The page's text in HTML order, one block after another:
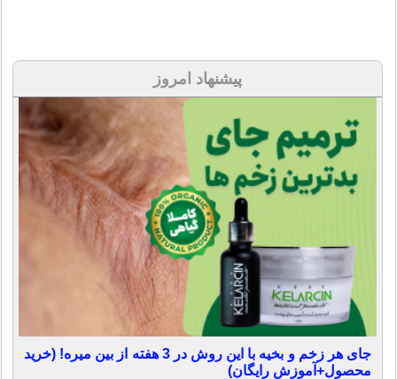
پیشنهاد امروز
جای هر زخم و بخیه با این روش در 3 هفته از بین میره! (خرید
محصول+آموزش رایگان)